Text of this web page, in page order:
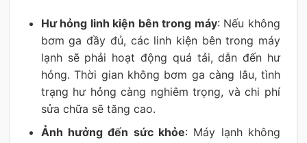
Hư hỏng linh kiện bên trong máy: Nếu không
bơm ga đầy đủ, các linh kiện bên trong máy
lạnh sẽ phải hoạt động quá tải, dẫn đến hư
hỏng. Thời gian không bơm ga càng lâu, tình
trạng hư hỏng càng nghiêm trọng, và chi phí
sửa chữa sẽ tăng cao.
Ảnh hưởng đến sức khỏe: Máy lạnh không